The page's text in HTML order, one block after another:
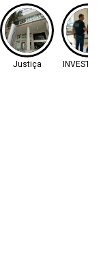
Justiça